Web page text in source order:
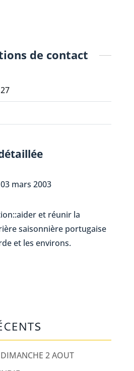
de contact
mars 2003
et réunir la
saisonnière portugaise
et les environs.
DIMANCHE 2 AOUT